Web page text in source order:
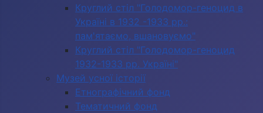
Круглий стіл "Голодомор-геноцид в
Україні в 1932 -1933 рр.:
пам'ятаємо, вшановуємо"
Круглий стіл "Голодомор-геноцид
1932-1933 рр. Україні"
Музей усної історії
Етнографічний фонд
Тематичний фонд